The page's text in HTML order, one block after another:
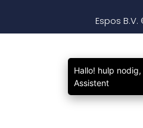
Espos
Hallo! hulp
Assistent